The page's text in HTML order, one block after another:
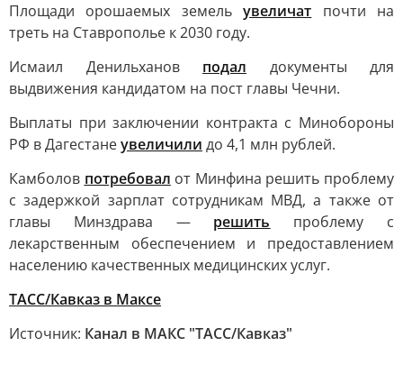
Площади орошаемых земельувеличат почти на
треть на Ставрополье к 2030 году.
Исмаил Денильханов подал документы для
выдвижения кандидатом на пост главы Чечни.
Выплаты при заключении контракта с Минобороны
РФ в Дагестанеувеличили до 4,1 млн рублей.
Камболов потребовал от Минфина решить проблему
с задержкой зарплат сотрудникам МВД, а также от
главы Минздрава — решить проблему с
лекарственным обеспечением и предоставлением
населению качественных медицинских услуг.
ТАСС/Кавказ в Максе
Источник: Канал в МАКС "ТАСС/Кавказ"